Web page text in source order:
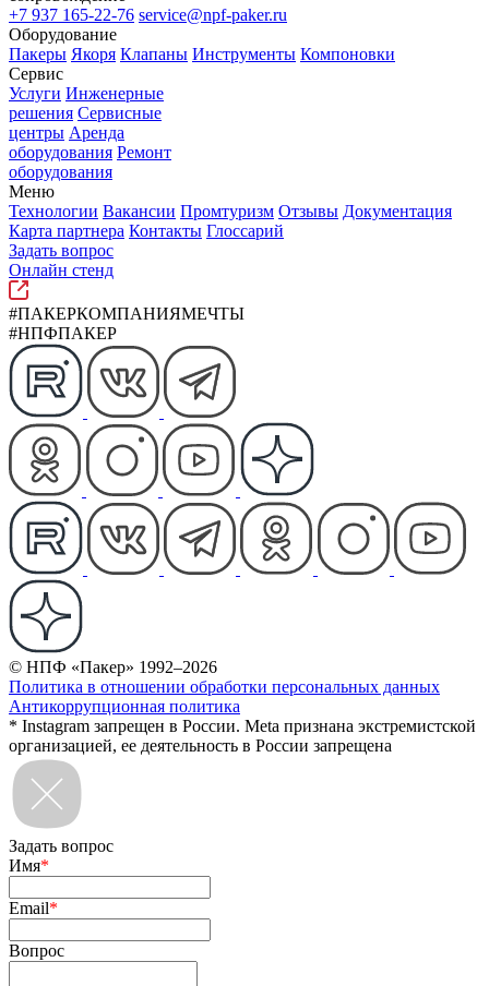
+7 937 165-22-76 service@npf-paker.ru
Оборудование
Пакеры Якоря Клапаны Инструменты Компоновки
Сервис
Услуги Инженерные
решения Сервисные
центры Аренда
оборудования Ремонт
оборудования
Меню
Технологии Вакансии Промтуризм Отзывы Документация
Карта партнера Контакты Глоссарий
Задать вопрос
Онлайн стенд
#ПАКЕРКОМПАНИЯМЕЧТЫ
#НПФПАКЕР
© НПФ «Пакер» 1992–2026
Политика в отношении обработки персональных данных
Антикоррупционная политика
* Instagram запрещен в России. Meta признана экстремистской
организацией, ее деятельность в России запрещена
Задать вопрос
Имя*
Email*
Вопрос